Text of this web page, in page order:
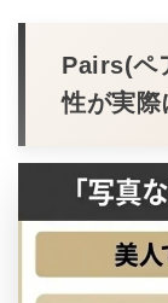
Pairs(ペ
性が実際